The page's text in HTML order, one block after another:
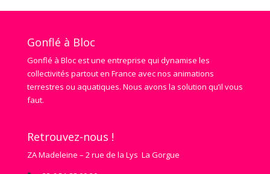
Gonflé à Bloc
Gonflé à Bloc est une entreprise qui dynamise les
collectivités partout en France avec nos animations
terrestres ou aquatiques. Nous avons la solution qu’il vous
faut.
Retrouvez-nous !
ZA Madeleine – 2 rue de la Lys La Gorgue